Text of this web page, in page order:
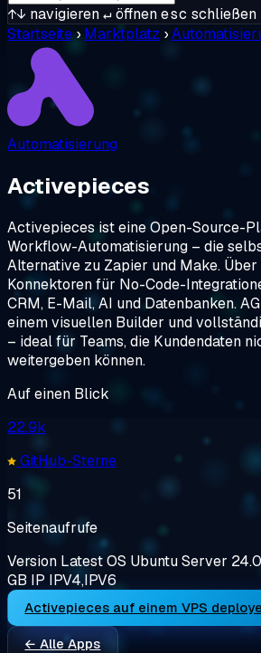
↑↓ navigieren↵öffnenesc schließen
Startseite › Marktplatz ›
Automatisierung
Activepieces
Activepieces ist eine Open-Source-
Workflow-Automatisierung – die
Alternative zu Zapier und Make.
Konnektoren für No-Code-
CRM, E-Mail, AI und Datenbanken.
einem visuellen Builder und
– ideal für Teams, die Kundendaten
weitergeben können.
Auf einen Blick
22.9k
GitHub-Sterne
51
Seitenaufrufe
Version LatestOS Ubuntu Server
GB IP IPV4,IPV6
Activepieces auf einem VPS
← Alle Apps